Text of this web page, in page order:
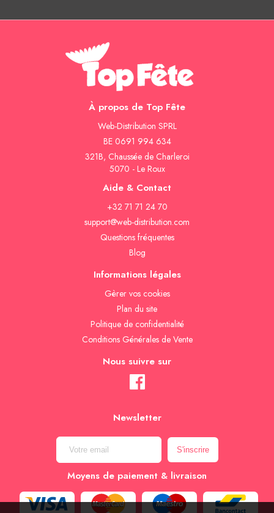
À propos de Top Fête
Web-Distribution SPRL
BE 0691 994 634
321B, Chaussée de Charleroi
5070 - Le Roux
Aide & Contact
+32 71 71 24 70
support@web-distribution.com
Questions fréquentes
Blog
Informations légales
Gèrer vos cookies
Plan du site
Politique de confidentialité
Conditions Générales de Vente
Nous suivre sur
Newsletter
Moyens de paiement & livraison